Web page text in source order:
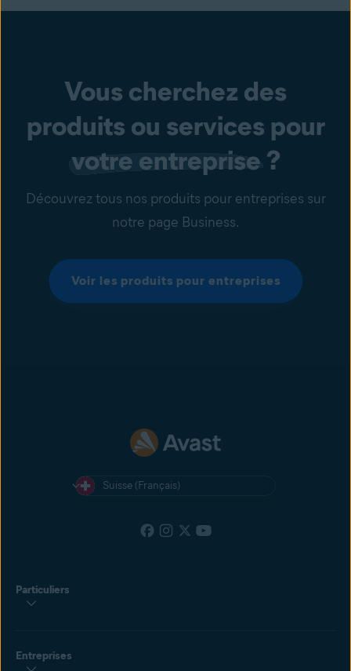
Vous cherchez des
produits ou services pour
votre entreprise ?
Découvrez tous nos produits pour entreprises sur
notre page Business.
Voir les produits pour entreprises
Suisse (Français)
Particuliers
Entreprises